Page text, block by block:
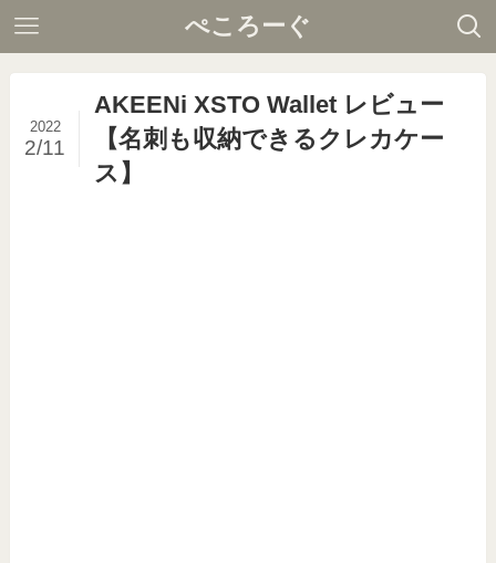
ぺころーぐ
AKEENi XSTO Wallet レビュー
【名刺も収納できるクレカケー
ス】
2022
2/11